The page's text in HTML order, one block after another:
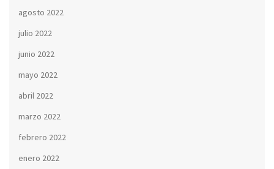
agosto 2022
julio 2022
junio 2022
mayo 2022
abril 2022
marzo 2022
febrero 2022
enero 2022